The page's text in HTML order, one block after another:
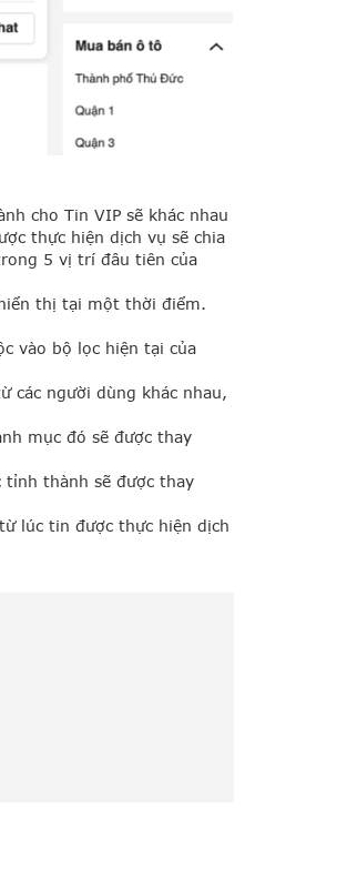
cho Tin VIP sẽ khác nhau
thực hiện dịch vụ sẽ chia
5 vị trí đâu tiên của
thị tại một thời điểm.
vào bộ lọc hiện tại của
các người dùng khác nhau,
mục đó sẽ được thay
tỉnh thành sẽ được thay
lúc tin được thực hiện dịch